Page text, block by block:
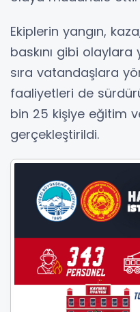
Ekiplerin yangın,
baskını gibi olaylara
sıra vatandaşlara
faaliyetleri de
bin 25 kişiye eğitim
gerçekleştirildi.